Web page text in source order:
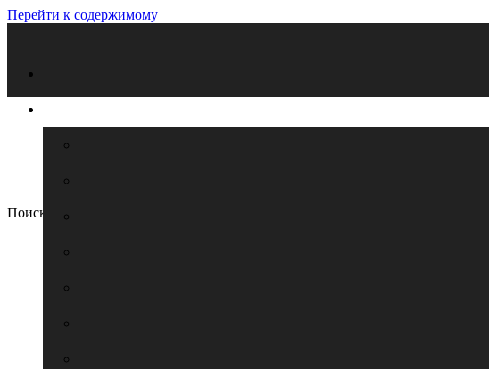
Перейти к содержимому
Поиск